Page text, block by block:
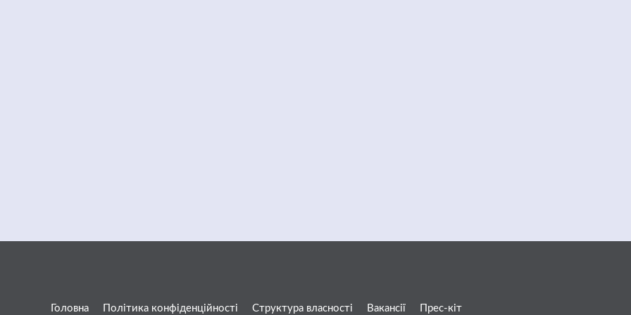
Головна Політика конфіденційності Структура власності Вакансії Прес-кіт